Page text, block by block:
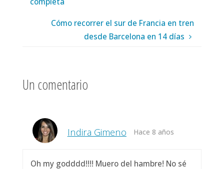
Cómo recorrer el sur de Francia en tren
desde Barcelona en 14 días
Un comentario
Indira Gimeno Hace 8 años
Oh my godddd!!!! Muero del hambre! No sé